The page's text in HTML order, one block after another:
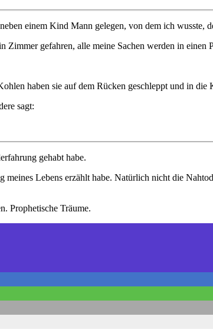
einem Kind Mann gelegen, von dem ich wusste,
gefahren, alle meine Sachen werden in einen
haben sie auf dem Rücken geschleppt und in die
sagt:
gehabt habe.
Lebens erzählt habe. Natürlich nicht die
Prophetische Träume.